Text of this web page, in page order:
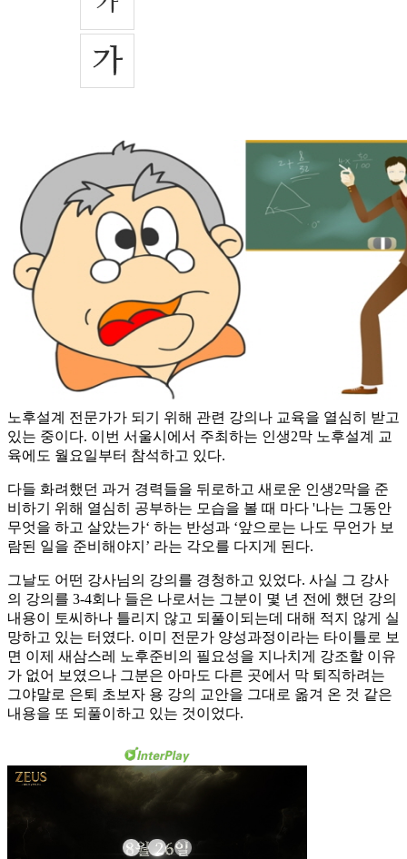
노후설계 전문가가 되기 위해 관련 강의나 교육을 열심히 받고
있는 중이다. 이번 서울시에서 주최하는 인생2막 노후설계 교
육에도 월요일부터 참석하고 있다.
다들 화려했던 과거 경력들을 뒤로하고 새로운 인생2막을 준
비하기 위해 열심히 공부하는 모습을 볼 때 마다 '나는 그동안
무엇을 하고 살았는가‘ 하는 반성과 ‘앞으로는 나도 무언가 보
람된 일을 준비해야지’ 라는 각오를 다지게 된다.
그날도 어떤 강사님의 강의를 경청하고 있었다. 사실 그 강사
의 강의를 3-4회나 들은 나로서는 그분이 몇 년 전에 했던 강의
내용이 토씨하나 틀리지 않고 되풀이되는데 대해 적지 않게 실
망하고 있는 터였다. 이미 전문가 양성과정이라는 타이틀로 보
면 이제 새삼스레 노후준비의 필요성을 지나치게 강조할 이유
가 없어 보였으나 그분은 아마도 다른 곳에서 막 퇴직하려는
그야말로 은퇴 초보자 용 강의 교안을 그대로 옮겨 온 것 같은
내용을 또 되풀이하고 있는 것이었다.